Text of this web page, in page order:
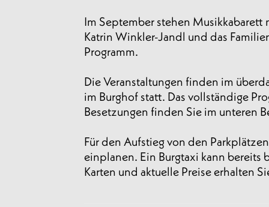
Im September stehen
Katrin Winkler-Jandl und das
Programm.
Die Veranstaltungen finden im
im Burghof statt. Das vollständige
Besetzungen finden Sie im unteren
Für den Aufstieg von den
einplanen. Ein Burgtaxi kann bereits
Karten und aktuelle Preise erhalten